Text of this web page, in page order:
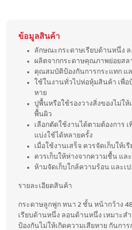
ข้อมูลสินค้า
ลักษณะกระดาษเรียบด้านหนึ่ง
ผลิตจากกระดาษคุณภาพย่อยสล
คุณสมบัติป้องกันการกระแทก แ
ใช้ในงานทั่วไปห่อหุ้มสินค้า เพื่อ
หาย
ปูพื้นหรือใช้รองวางสิ่งของไม่ให้
พื้นผิว
เลือกตัดใช้งานได้ตามต้องการ
แบ่งใช้ได้หลายครั้ง
เมื่อใช้งานเสร็จ ควรจัดเก็บให้เรี
ควรเก็บให้ห่างจากความชื้น แล
ห้ามจัดเก็บใกล้ความร้อน และเ
รายละเอียดสินค้า
กระดาษลูกฟูก หนา 2 ชั้น หน้ากว้าง
เรียบด้านหนึ่ง ลอนด้านหนึ่ง เหมาะส
ป้องกันไม่ให้เกิดความเสียหาย กันกา